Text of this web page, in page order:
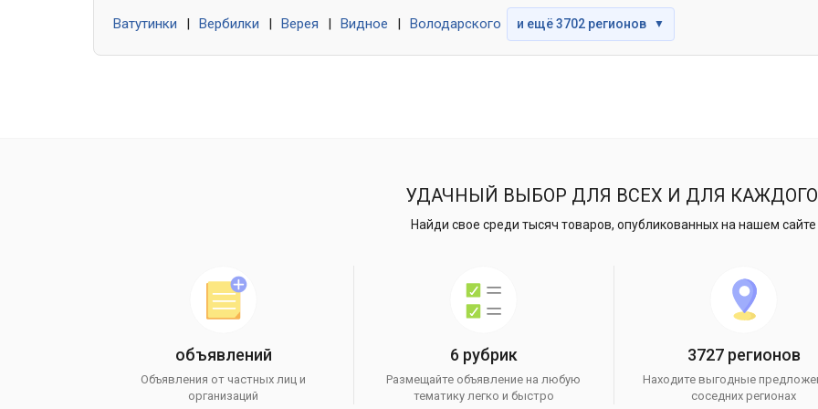
Ватутинки Вербилки Верея Видное Володарского и ещё 3702 регионов ▼
УДАЧНЫЙ ВЫБОР ДЛЯ ВСЕХ И ДЛЯ
Найди свое среди тысяч товаров, опубликованных на нашем сайте
объявлений
Объявления от частных лиц и
организаций
6 рубрик
Размещайте объявление на любую
тематику легко и быстро
3727 регионов
Находите выгодные
соседних регионах